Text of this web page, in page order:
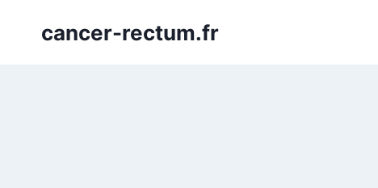
cancer-rectum.fr